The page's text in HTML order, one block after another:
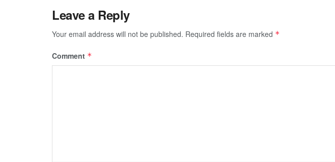
Leave a Reply
Your email address will not be published. Required fields are marked *
Comment *